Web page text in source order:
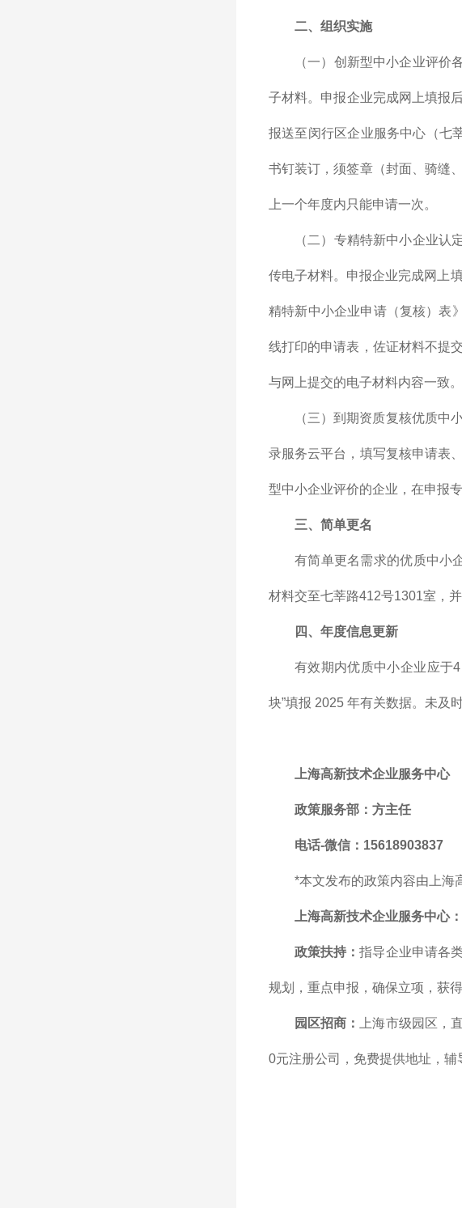
二、组织实施
（一）创新型中小企业评
子材料。申报企业完成网上填报
报送至闵行区企业服务中心（七
书钉装订，须签章（封面、骑缝
上一个年度内只能申请一次。
（二）专精特新中小企业
传电子材料。申报企业完成网上
精特新中小企业申请（复核）表
线打印的申请表，佐证材料不提
与网上提交的电子材料内容一致
（三）到期资质复核优质中
录服务云平台，填写复核申请表
型中小企业评价的企业，在申报
三、简单更名
有简单更名需求的优质中小
材料交至七莘路412号1301室，
四、年度信息更新
有效期内优质中小企业应于
块”填报 2025 年有关数据。未及
上海高新技术企业服务中心
政策服务部 ：方主任
电话-微信：15618903837
*本文发布的政策内容由上海
上海高新技术企业服务中心
政策扶持：指导企业申请各
规划，重点申报，确保立项，获得
园区招商： 上海市级园区，
0元注册公司，免费提供地址，辅